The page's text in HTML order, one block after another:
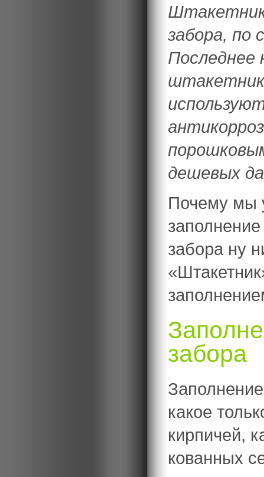
забора, по
Последнее
дешевых
Почему мы
забора ну
забора
какое
кирпичей,
кованных